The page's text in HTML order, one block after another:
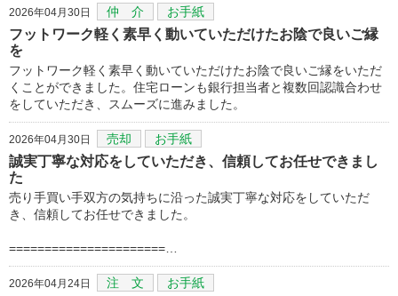
2026年04月30日 仲 介 お手紙
フットワーク軽く素早く動いていただけたお陰で良いご縁
を
フットワーク軽く素早く動いていただけたお陰で良いご縁をいただ
くことができました。住宅ローンも銀行担当者と複数回認識合わせ
をしていただき、スムーズに進みました。
2026年04月30日 売却 お手紙
誠実丁寧な対応をしていただき、信頼してお任せできまし
た
売り手買い手双方の気持ちに沿った誠実丁寧な対応をしていただ
き、信頼してお任せできました。
======================…
2026年04月24日 注 文 お手紙